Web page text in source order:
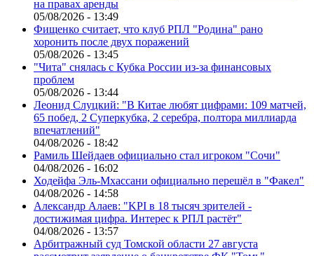
на правах аренды
05/08/2026 - 13:49
Фищенко считает, что клуб РПЛ "Родина" рано
хоронить после двух поражений
05/08/2026 - 13:45
"Чита" снялась с Кубка России из-за финансовых
проблем
05/08/2026 - 13:44
Леонид Слуцкий: "В Китае любят цифрами: 109 матчей,
65 побед, 2 Суперкубка, 2 серебра, полтора миллиарда
впечатлений"
04/08/2026 - 18:42
Рамиль Шейдаев официально стал игроком "Сочи"
04/08/2026 - 16:02
Ходейфа Эль-Мхассани официально перешёл в "Факел"
04/08/2026 - 14:58
Александр Алаев: "KPI в 18 тысяч зрителей -
достижимая цифра. Интерес к РПЛ растёт"
04/08/2026 - 13:57
Арбитражный суд Томской области 27 августа